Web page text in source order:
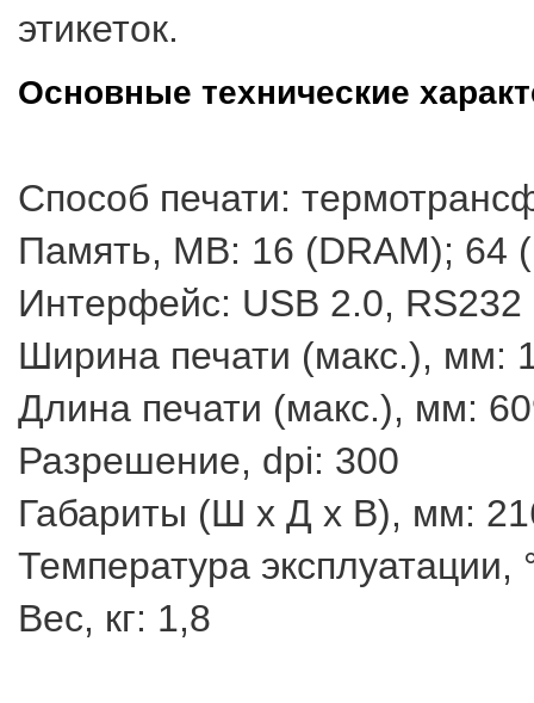
этикеток.
Основные технические
Способ печати:
Память, MB: 16 (DRAM); 64
Интерфейс: USB 2.0, RS232
Ширина печати (макс.), мм:
Длина печати (макс.), мм:
Разрешение, dpi: 300
Габариты (Ш х Д х В), мм:
Температура эксплуатации,
Вес, кг: 1,8